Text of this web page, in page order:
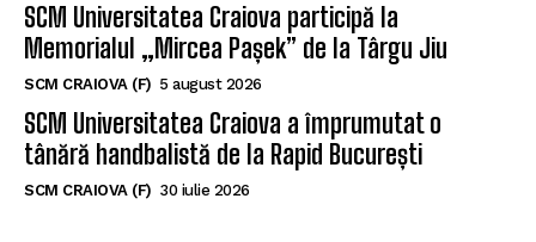
SCM Universitatea Craiova participă la
Memorialul „Mircea Pașek” de la Târgu Jiu
SCM CRAIOVA (F) 5 august 2026
SCM Universitatea Craiova a împrumutat o
tânără handbalistă de la Rapid București
SCM CRAIOVA (F) 30 iulie 2026